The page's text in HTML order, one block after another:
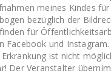
meines Kindes
bezüglich der
für
Facebook und Instagram.
ist nicht
Der Veranstalter